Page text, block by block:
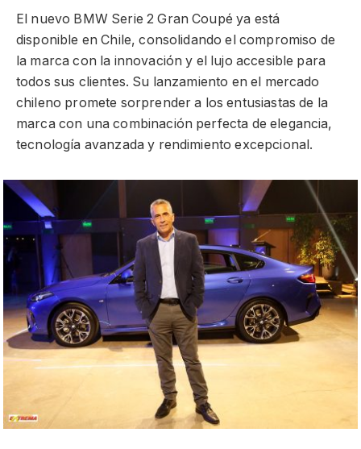
El nuevo BMW Serie 2 Gran Coupé ya está
disponible en Chile, consolidando el compromiso de
la marca con la innovación y el lujo accesible para
todos sus clientes. Su lanzamiento en el mercado
chileno promete sorprender a los entusiastas de la
marca con una combinación perfecta de elegancia,
tecnología avanzada y rendimiento excepcional.